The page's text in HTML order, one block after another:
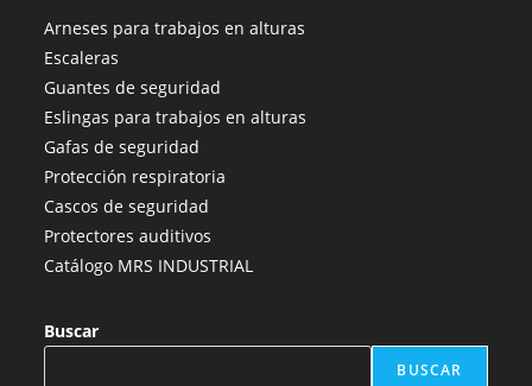
abre
en
una
nueva
pestaña
abre
una
nueva
pestaña
abre
una
nueva
pestaña
abre
nueva
Arneses para trabajos en alturas
Escaleras
Guantes de seguridad
Eslingas para trabajos en alturas
Gafas de seguridad
Protección respiratoria
Cascos de seguridad
Protectores auditivos
Catálogo MRS INDUSTRIAL
Buscar
BUSCAR